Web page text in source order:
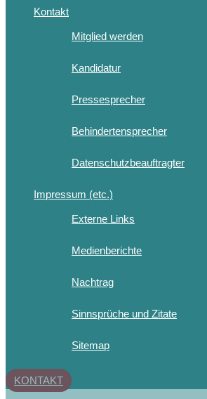
Kontakt
Mitglied werden
Kandidatur
Pressesprecher
Behindertensprecher
Datenschutzbeauftragter
Impressum (etc.)
Externe Links
Medienberichte
Nachtrag
Sinnsprüche und Zitate
Sitemap
KONTAKT